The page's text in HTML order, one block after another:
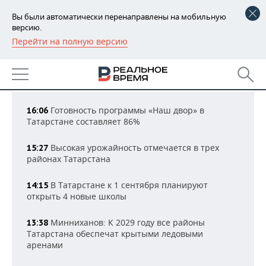
Вы были автоматически перенаправлены на мобильную
версию.
Перейти на полную версию
РЕГИОНЫ
БАШКОРТОСТАН
УДМУРТИЯ
НОВОСТИ
НОВОСТИ АНАЛИТИКИ
ДЕКЛАРАЦИИ О ДОХОДАХ
КОМУ ПРИНАДЛЕЖАТ
ТОРГОВЫЕ ЦЕНТРЫ
ТАТАРСТАНА
ЭКОНОМИКА
НОВОСТИ ЭКОНОМИКИ
БЮДЖЕТ
ПРОМЫШЛЕННОСТЬ
ПРОМЫШЛЕННОСТИ
МАШИНОСТРОЕНИЕ
НЕДВИЖИМОСТЬ
НОВОСТИ АВТО
БИЗНЕС
16:48 МСК Все новости
16:06 Готовность программы «Наш двор» в
Татарстане составляет 86%
15:27 Высокая урожайность отмечается в трех
районах Татарстана
14:15 В Татарстане к 1 сентября планируют
открыть 4 новые школы
13:38 Минниханов: К 2029 году все районы
Татарстана обеспечат крытыми ледовыми
аренами